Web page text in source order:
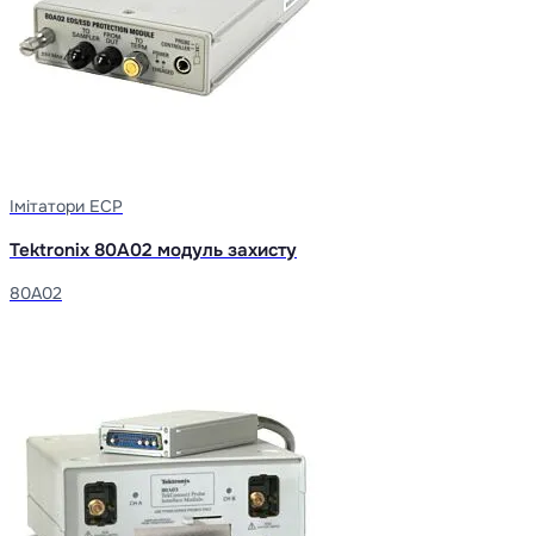
Імітатори ЕСР
Tektronix 80A02 модуль захисту
80A02